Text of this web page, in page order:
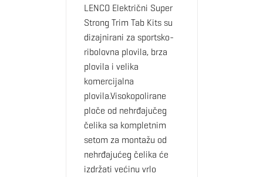
LENCO Električni Super
Strong Trim Tab Kits su
dizajnirani za sportsko-
ribolovna plovila, brza
plovila i velika
komercijalna
plovila.Visokopolirane
ploče od nehrđajučeg
čelika sa kompletnim
setom za montažu od
nehrđajućeg čelika će
izdržati većinu vrlo